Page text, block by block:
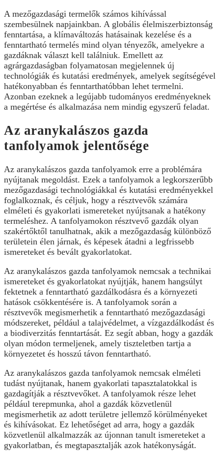
A mezőgazdasági termelők számos kihívással
szembesülnek napjainkban. A globális élelmiszerbiztonság
fenntartása, a klímaváltozás hatásainak kezelése és a
fenntartható termelés mind olyan tényezők, amelyekre a
gazdáknak választ kell találniuk. Emellett az
agrárgazdaságban folyamatosan megjelennek új
technológiák és kutatási eredmények, amelyek segítségével
hatékonyabban és fenntarthatóbban lehet termelni.
Azonban ezeknek a legújabb tudományos eredményeknek
a megértése és alkalmazása nem mindig egyszerű feladat.
Az aranykalászos gazda
tanfolyamok jelentősége
Az aranykalászos gazda tanfolyamok erre a problémára
nyújtanak megoldást. Ezek a tanfolyamok a legkorszerűbb
mezőgazdasági technológiákkal és kutatási eredményekkel
foglalkoznak, és céljuk, hogy a résztvevők számára
elméleti és gyakorlati ismereteket nyújtsanak a hatékony
termeléshez. A tanfolyamokon résztvevő gazdák olyan
szakértőktől tanulhatnak, akik a mezőgazdaság különböző
területein élen járnak, és képesek átadni a legfrissebb
ismereteket és bevált gyakorlatokat.
Az aranykalászos gazda tanfolyamok nemcsak a technikai
ismereteket és gyakorlatokat nyújtják, hanem hangsúlyt
fektetnek a fenntartható gazdálkodásra és a környezeti
hatások csökkentésére is. A tanfolyamok során a
résztvevők megismerhetik a fenntartható mezőgazdasági
módszereket, például a talajvédelmet, a vízgazdálkodást és
a biodiverzitás fenntartását. Ez segít abban, hogy a gazdák
olyan módon termeljenek, amely tiszteletben tartja a
környezetet és hosszú távon fenntartható.
Az aranykalászos gazda tanfolyamok nemcsak elméleti
tudást nyújtanak, hanem gyakorlati tapasztalatokkal is
gazdagítják a résztvevőket. A tanfolyamok része lehet
például terepmunka, ahol a gazdák közvetlenül
megismerhetik az adott területre jellemző körülményeket
és kihívásokat. Ez lehetőséget ad arra, hogy a gazdák
közvetlenül alkalmazzák az újonnan tanult ismereteket a
gyakorlatban, és megtapasztalják azok hatékonyságát.